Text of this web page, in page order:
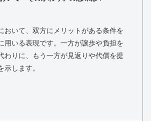
おいて、双方にメリットがある条件を
用いる表現です。一方が譲歩や負担を
わりに、もう一方が見返りや代償を提
示します。